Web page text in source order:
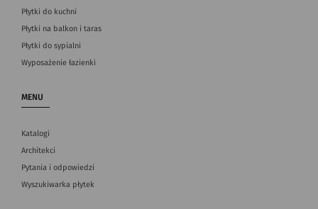
Płytki do kuchni
Płytki na balkon i taras
Płytki do sypialni
Wyposażenie łazienki
MENU
Katalogi
Architekci
Pytania i odpowiedzi
Wyszukiwarka płytek